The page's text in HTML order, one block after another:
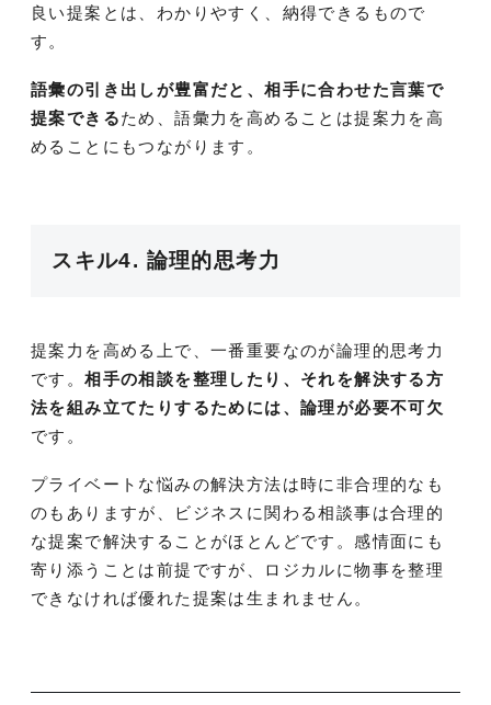
良い提案とは、わかりやすく、納得できるもので
す。
語彙の引き出しが豊富だと、相手に合わせた言葉で
提案できるため、語彙力を高めることは提案力を高
めることにもつながります。
スキル4. 論理的思考力
提案力を高める上で、一番重要なのが論理的思考力
です。相手の相談を整理したり、それを解決する方
法を組み立てたりするためには、論理が必要不可欠
です。
プライベートな悩みの解決方法は時に非合理的なも
のもありますが、ビジネスに関わる相談事は合理的
な提案で解決することがほとんどです。感情面にも
寄り添うことは前提ですが、ロジカルに物事を整理
できなければ優れた提案は生まれません。